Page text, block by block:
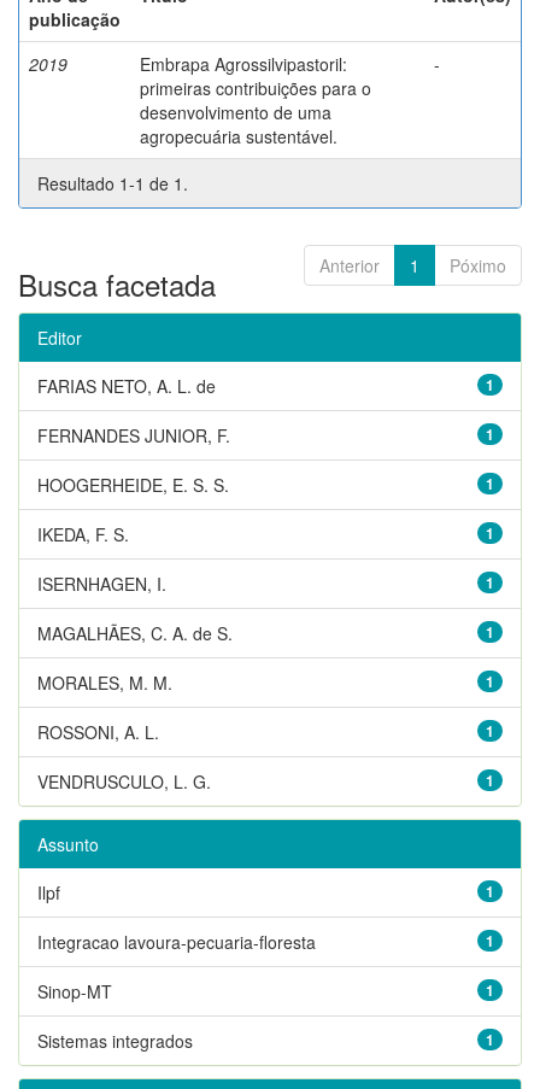
publicação
2019
Embrapa Agrossilvipastoril:
primeiras contribuições para o
desenvolvimento de uma
agropecuária sustentável.
-
Resultado 1-1 de 1.
Anterior 1 Póximo
Busca facetada
Editor
1
FARIAS NETO, A. L. de
1
FERNANDES JUNIOR, F.
1
HOOGERHEIDE, E. S. S.
1
IKEDA, F. S.
1
ISERNHAGEN, I.
1
MAGALHÃES, C. A. de S.
1
MORALES, M. M.
1
ROSSONI, A. L.
1
VENDRUSCULO, L. G.
Assunto
1
Ilpf
1
Integracao lavoura-pecuaria-floresta
1
Sinop-MT
1
Sistemas integrados